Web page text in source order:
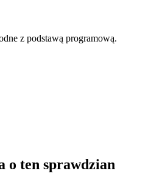
z podstawą programową.
o ten sprawdzian